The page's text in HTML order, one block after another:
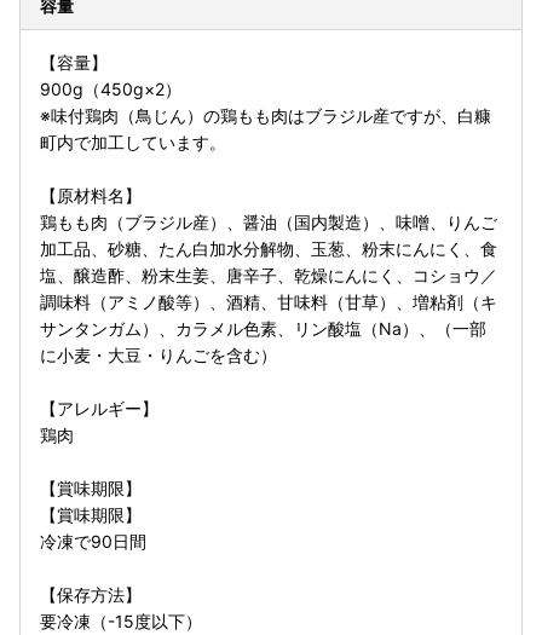
容量
【容量】
900g（450g×2）
※味付鶏肉（鳥じん）の鶏もも肉はブラジル産ですが、白糠
町内で加工しています。
【原材料名】
鶏もも肉（ブラジル産）、醤油（国内製造）、味噌、りんご
加工品、砂糖、たん白加水分解物、玉葱、粉末にんにく、食
塩、醸造酢、粉末生姜、唐辛子、乾燥にんにく、コショウ／
調味料（アミノ酸等）、酒精、甘味料（甘草）、増粘剤（キ
サンタンガム）、カラメル色素、リン酸塩（Na）、（一部
に小麦・大豆・りんごを含む）
【アレルギー】
鶏肉
【賞味期限】
【賞味期限】
冷凍で90日間
【保存方法】
要冷凍（-15度以下）